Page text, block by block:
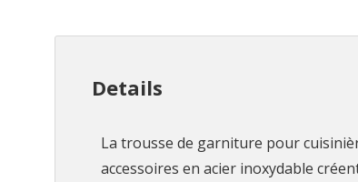
Details
La trousse de garniture pour
accessoires en acier inoxydable